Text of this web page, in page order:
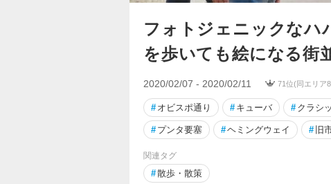
フォトジェニックなハ
を歩いても絵になる街
2020/02/07 - 2020/02/11 71位(同エリア
# オビスポ通り # キューバ # クラシ
# プンタ要塞 #ヘミングウェイ # 旧
関連タグ
#散歩・散策